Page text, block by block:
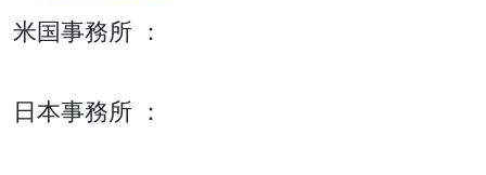
米国事務所 ：
日本事務所 ：